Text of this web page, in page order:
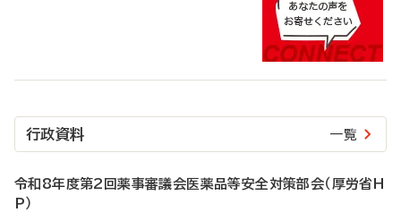
行政資料 一覧
令和8年度第2回薬事審議会医薬品等安全対策部会（厚労省H
P）